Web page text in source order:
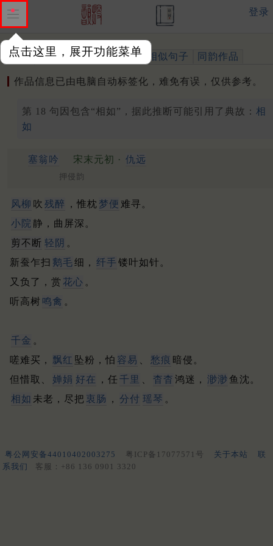
点击这里，展开功能菜单
登录
作品 标注四声 出处、引用 相似句子 同韵作品
作品信息已由电脑自动标签化，难免有误，仅供参考。
第 18 句因包含“相如”，据此推断可能引用了典故： 相
如
塞翁吟 宋末元初 · 仇远
押侵韵
风柳 吹 残醉 ，惟枕 梦便 难寻。
小院 静，曲屏深。
剪不断 轻阴 。
新蚕乍扫 鹅毛细， 纤手 镂叶如针。
又负了，赏 花心 。
听高树 鸣禽 。
千金 。
嗟难买，
飘红 坠粉，怕 容易 愁痕 暗侵。
但惜取、
婵娟 好在 ，任 千里 杳杳 鸿迷， 渺渺鱼沈。
相如 未老，尽把 衷肠 ， 分付 瑶琴 。
粤公网安备44010402003275 粤ICP备17077571号 关于本站
联
系我们
客服：+86 136 0901 3320